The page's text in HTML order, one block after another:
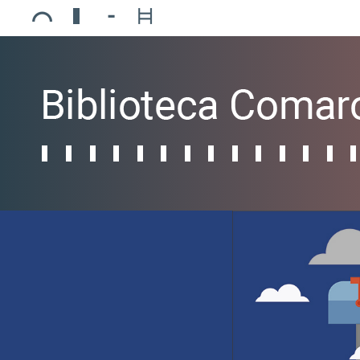
Ajuntament de Mollerussa
Biblioteca Comarcal Jaume Vila
Piscines de Mollerussa